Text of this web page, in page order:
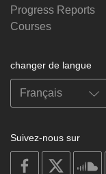
Progress Reports
Courses
changer de langue
Suivez-nous sur
on
facebook